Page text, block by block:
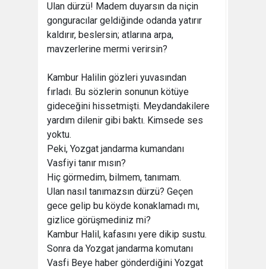
Ulan dürzü! Madem duyarsın da niçin
gonguracılar geldiğinde odanda yatırır
kaldırır, beslersin; atlarına arpa,
mavzerlerine mermi verirsin?
Kambur Halilin gözleri yuvasından
fırladı. Bu sözlerin sonunun kötüye
gideceğini hissetmişti. Meydandakilere
yardım dilenir gibi baktı. Kimsede ses
yoktu.
Peki, Yozgat jandarma kumandanı
Vasfiyi tanır mısın?
Hiç görmedim, bilmem, tanımam.
Ulan nasıl tanımazsın dürzü? Geçen
gece gelip bu köyde konaklamadı mı,
gizlice görüşmediniz mi?
Kambur Halil, kafasını yere dikip sustu.
Sonra da Yozgat jandarma komutanı
Vasfi Beye haber gönderdiğini Yozgat